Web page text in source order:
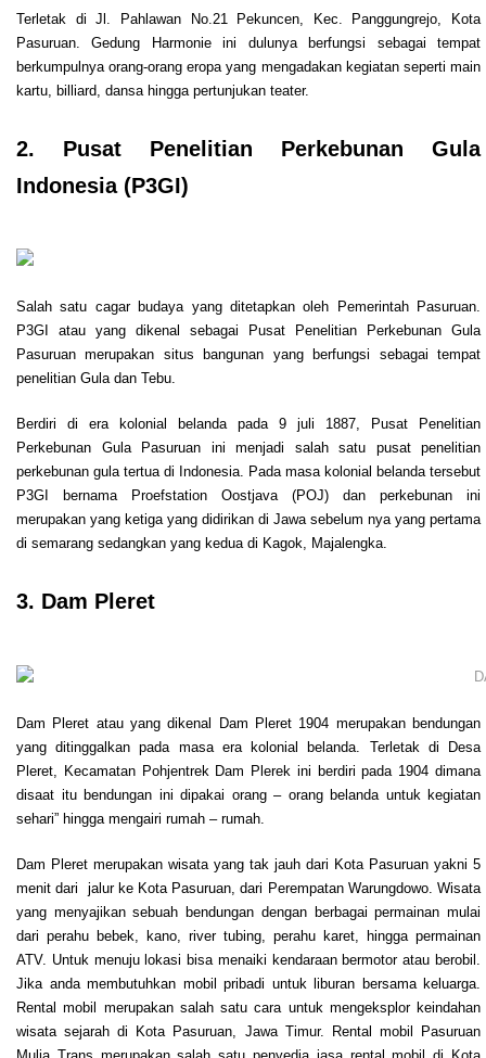
Terletak di Jl. Pahlawan No.21 Pekuncen, Kec. Panggungrejo, Kota
Pasuruan. Gedung Harmonie ini dulunya berfungsi sebagai tempat
berkumpulnya orang-orang eropa yang mengadakan kegiatan seperti main
kartu, billiard, dansa hingga pertunjukan teater.
2. Pusat Penelitian Perkebunan Gula
Indonesia (P3GI)
Salah satu cagar budaya yang ditetapkan oleh Pemerintah Pasuruan.
P3GI atau yang dikenal sebagai Pusat Penelitian Perkebunan Gula
Pasuruan merupakan situs bangunan yang berfungsi sebagai tempat
penelitian Gula dan Tebu.
Berdiri di era kolonial belanda pada 9 juli 1887, Pusat Penelitian
Perkebunan Gula Pasuruan ini menjadi salah satu pusat penelitian
perkebunan gula tertua di Indonesia. Pada masa kolonial belanda tersebut
P3GI bernama Proefstation Oostjava (POJ) dan perkebunan ini
merupakan yang ketiga yang didirikan di Jawa sebelum nya yang pertama
di semarang sedangkan yang kedua di Kagok, Majalengka.
3. Dam Pleret
Dam Pleret atau yang dikenal Dam Pleret 1904 merupakan bendungan
yang ditinggalkan pada masa era kolonial belanda. Terletak di Desa
Pleret, Kecamatan Pohjentrek Dam Plerek ini berdiri pada 1904 dimana
disaat itu bendungan ini dipakai orang – orang belanda untuk kegiatan
sehari” hingga mengairi rumah – rumah.
Dam Pleret merupakan wisata yang tak jauh dari Kota Pasuruan yakni 5
menit dari
jalur ke Kota Pasuruan, dari Perempatan Warungdowo. Wisata
yang menyajikan sebuah bendungan dengan berbagai permainan mulai
dari perahu bebek, kano, river tubing, perahu karet, hingga permainan
ATV. Untuk menuju lokasi bisa menaiki kendaraan bermotor atau berobil.
Jika anda membutuhkan mobil pribadi untuk liburan bersama keluarga.
Rental mobil merupakan salah satu cara untuk mengeksplor keindahan
wisata sejarah di Kota Pasuruan, Jawa Timur. Rental mobil Pasuruan